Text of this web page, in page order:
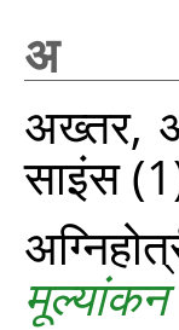
अ
अख्‍तर,
साइंस
मूल्यांकन